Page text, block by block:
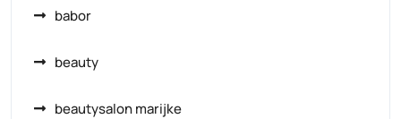
babor
beauty
beautysalon marijke